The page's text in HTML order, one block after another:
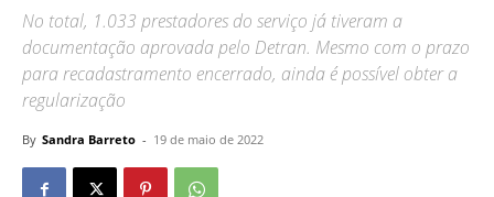
No total, 1.033 prestadores do serviço já tiveram a
documentação aprovada pelo Detran. Mesmo com o prazo
para recadastramento encerrado, ainda é possível obter a
regularização
By Sandra Barreto - 19 de maio de 2022